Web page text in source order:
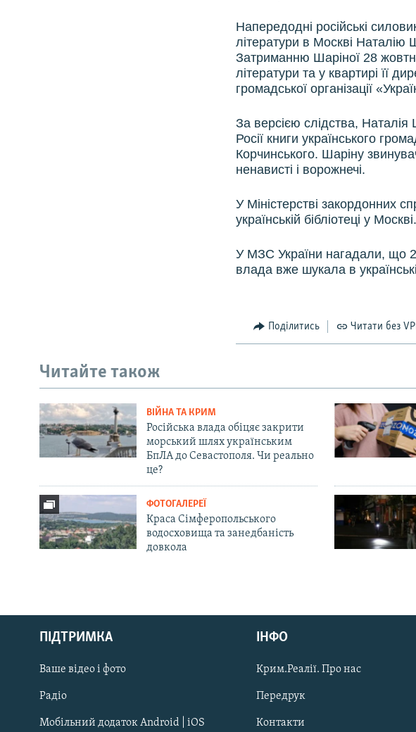
Русский
Qırımtatar
ДОЛУЧАЙСЯ!
Напередодні російські
літератури в Москві Наталію
Затриманню Шаріної 28
літератури та у квартирі її
громадської організації
За версією слідства,
Росії книги українського
Корчинського. Шаріну
ненависті і ворожнечі.
У Міністерстві закордонних
українській бібліотеці у Москві.
У МЗС України нагадали, що
влада вже шукала в
Поділитись Читати без
Читайте також
ВІЙНА ТА КРИМ
Російська влада обіцяє закрити
морський шлях українським
БпЛА до Севастополя. Чи реально
це?
ФОТОГАЛЕРЕЇ
Краса Сімферопольського
водосховища та занедбаність
довкола
ПІДТРИМКА
Ваше відео і фото
Радіо
Мобільний додаток Android | iOS
ІНФО
Крим.Реалії. Про нас
Передрук
Контакти